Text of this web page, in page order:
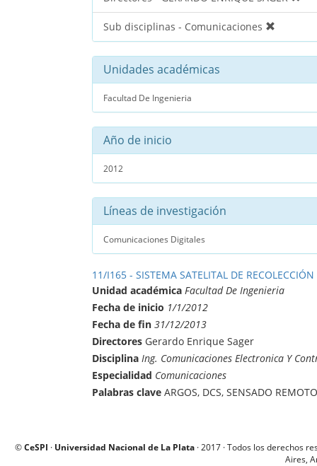
Sub disciplinas - Comunicaciones
Unidades académicas
Facultad De Ingenieria
Año de inicio
2012
Líneas de investigación
Comunicaciones Digitales
11/I165 - SISTEMA SATELITAL DE
Unidad académica Facultad De Ingenieria
Fecha de inicio 1/1/2012
Fecha de fin 31/12/2013
Directores Gerardo Enrique Sager
Disciplina Ing. Comunicaciones Electronica Y
Especialidad Comunicaciones
Palabras clave ARGOS, DCS, SENSADO
©CeSPI · Universidad Nacional de La Plata · 2017 · Todos los derechos
Aires,